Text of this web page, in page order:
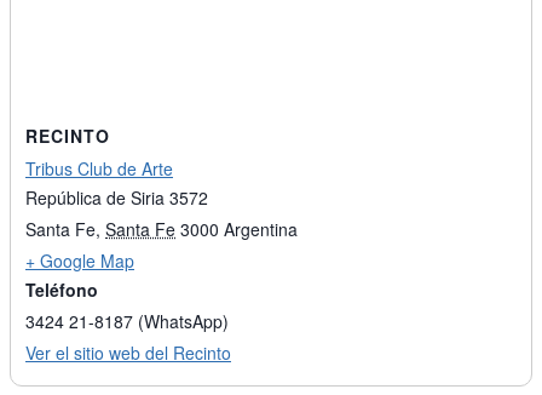
RECINTO
Tribus Club de Arte
República de Siria 3572
Santa Fe, Santa Fe 3000 Argentina
+ Google Map
Teléfono
3424 21-8187 (WhatsApp)
Ver el sitio web del Recinto